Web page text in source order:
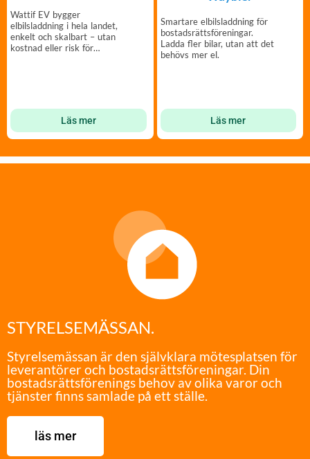
Wattif EV bygger
elbilsladdning i hela landet,
enkelt och skalbart – utan
kostnad eller risk för
Läs mer
Smartare elbilsladdning för
bostadsrättsföreningar.
Ladda fler bilar, utan att det
behövs mer el.
Läs mer
STYRELSEMÄSSAN.
Styrelsemässan är den självklara mötesplatsen för
leverantörer och bostadsrättsföreningar. Din
bostadsrättsförenings behov av olika varor och
tjänster finns samlade på ett ställe.
läs mer